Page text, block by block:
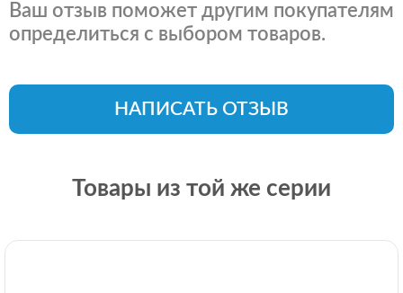
Ваш отзыв поможет другим покупателям
определиться с выбором товаров.
НАПИСАТЬ ОТЗЫВ
Товары из той же серии